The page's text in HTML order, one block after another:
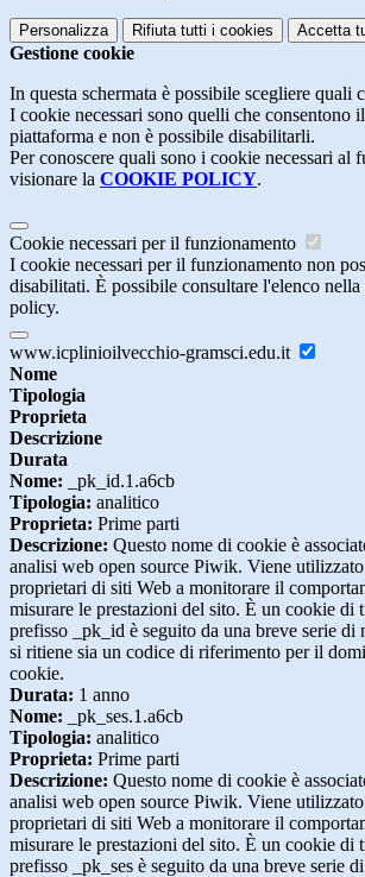
Personalizza Rifiuta tutti i cookies Accetta
Gestione cookie
In questa schermata è possibile scegliere quali
I cookie necessari sono quelli che consentono
piattaforma e non è possibile disabilitarli.
Per conoscere quali sono i cookie necessari al
visionare la COOKIE POLICY.
Cookie necessari per il funzionamento
I cookie necessari per il funzionamento non
disabilitati. È possibile consultare l'elenco
policy.
www.icplinioilvecchio-gramsci.edu.it
Nome
Tipologia
Proprieta
Descrizione
Durata
Nome: _pk_id.1.a6cb
Tipologia: analitico
Proprieta: Prime parti
Descrizione: Questo nome di cookie è
analisi web open source Piwik. Viene
proprietari di siti Web a monitorare il
misurare le prestazioni del sito. È un cookie di
prefisso _pk_id è seguito da una breve serie di
si ritiene sia un codice di riferimento per il
cookie.
Durata: 1 anno
Nome: _pk_ses.1.a6cb
Tipologia: analitico
Proprieta: Prime parti
Descrizione: Questo nome di cookie è
analisi web open source Piwik. Viene
proprietari di siti Web a monitorare il
misurare le prestazioni del sito. È un cookie di
prefisso _pk_ses è seguito da una breve serie